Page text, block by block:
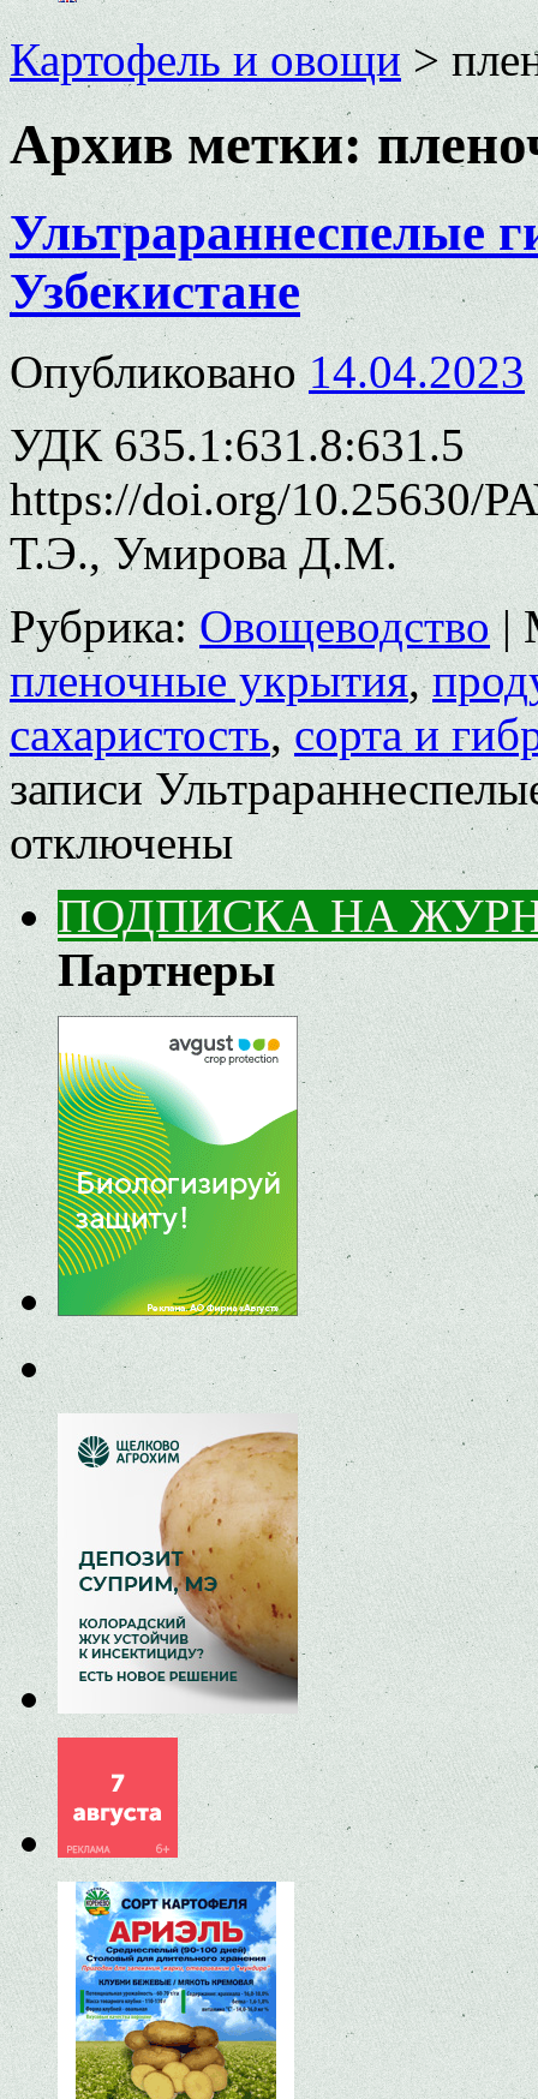
Картофель и овощи>
Архив метки:
Ультрараннеспелые
Узбекистане
Опубликовано 14.04.2023
УДК 635.1:631.8:631.5
https://doi.org/10.25630/
Т.Э., Умирова Д.М.
Рубрика: Овощеводство |
пленочные укрытия,
сахаристость,сорта и
записи
отключены
ПОДПИСКА НА
Партнеры